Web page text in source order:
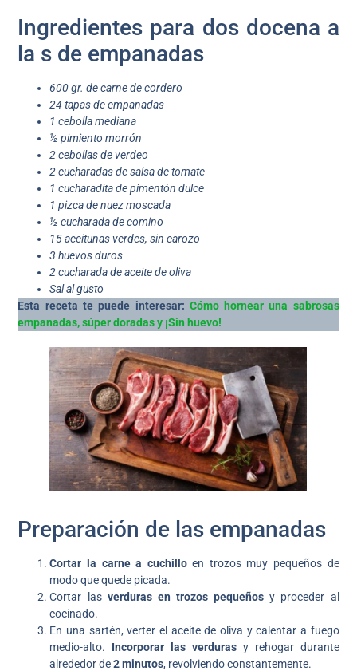
Ingredientes para dos docena a
la s de empanadas
600 gr. de carne de cordero
24 tapas de empanadas
1 cebolla mediana
½ pimiento morrón
2 cebollas de verdeo
2 cucharadas de salsa de tomate
1 cucharadita de pimentón dulce
1 pizca de nuez moscada
½ cucharada de comino
15 aceitunas verdes, sin carozo
3 huevos duros
2 cucharada de aceite de oliva
Sal al gusto
Esta receta te puede interesar: Cómo hornear una sabrosas
empanadas, súper doradas y ¡Sin huevo!
Preparación de las empanadas
Cortar la carne a cuchilloen trozos muy pequeños de
modo que quede picada.
Cortar las verduras en trozos pequeños y proceder al
cocinado.
En una sartén, verter el aceite de oliva y calentar a fuego
medio-alto. Incorporar las verduras y rehogar durante
alrededor de2 minutos, revolviendo constantemente.